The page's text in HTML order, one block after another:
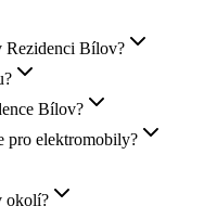
Rezidenci Bílov?
Bílov?
pro elektromobily?
okolí?